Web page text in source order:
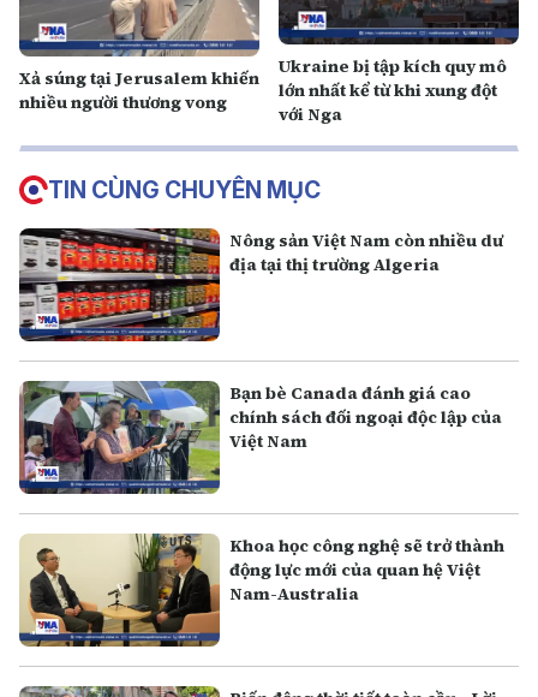
Xả súng tại Jerusalem khiến
nhiều người thương vong
Ukraine bị tập kích quy mô
lớn nhất kể từ khi xung đột
với Nga
TIN CÙNG CHUYÊN MỤC
Nông sản Việt Nam còn nhiều dư
địa tại thị trường Algeria
Bạn bè Canada đánh giá cao
chính sách đối ngoại độc lập của
Việt Nam
Khoa học công nghệ sẽ trở thành
động lực mới của quan hệ Việt
Nam-Australia